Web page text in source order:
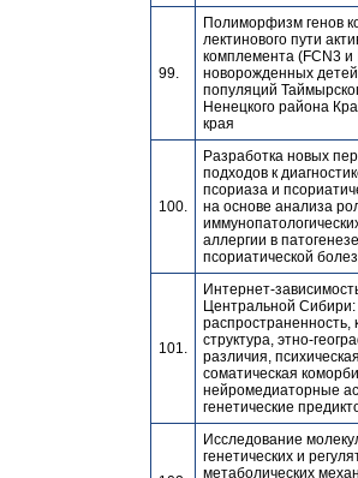
99.
Полиморфизм генов
лектинового пути
комплемента (FCN3 и
новорожденных
популяций
Ненецкого района
края
100.
Разработка новых
подходов к
псориаза и
на основе анализа
аллергии в патогенезе
псориатической
101.
Интернет-
Центральной Сибири:
распространенность,
структура, этно-
различия,
соматическая
нейромедиаторные
генетические
Исследование
генетических и
метаболических